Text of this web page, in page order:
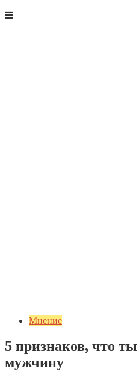
Мнение
5 признаков, что
мужчину